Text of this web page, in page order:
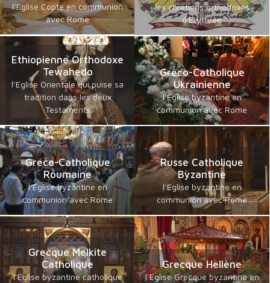
l’Eglise Copte en communion
avec Rome
les chrétiens orthodoxes
d'Erythrée
Ethiopienne Orthodoxe
Tewahedo
l’Eglise Orientale qui puise sa
tradition dans les deux
Testaments
Gréco-Catholique
Ukrainienne
l’Eglise byzantine en
communion avec Rome
Gréco-Catholique
Roumaine
l’Eglise byzantine en
communion avec Rome
Russe Catholique
Byzantine
l’Eglise byzantine en
communion avec Rome
Grecque Melkite
Catholique
l’Eglise byzantine catholique
Grecque Hellène
l’Eglise Grecque byzantine en